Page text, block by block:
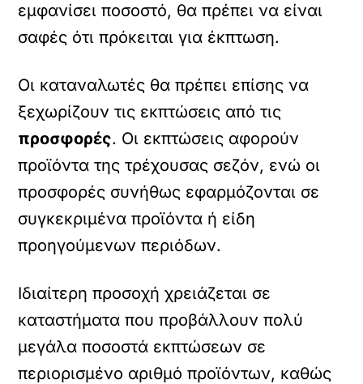
εμφανίσει ποσοστό, θα πρέπει να είναι
σαφές ότι πρόκειται για έκπτωση.
Οι καταναλωτές θα πρέπει επίσης να
ξεχωρίζουν τις εκπτώσεις από τις
προσφορές. Οι εκπτώσεις αφορούν
προϊόντα της τρέχουσας σεζόν, ενώ οι
προσφορές συνήθως εφαρμόζονται σε
συγκεκριμένα προϊόντα ή είδη
προηγούμενων περιόδων.
Ιδιαίτερη προσοχή χρειάζεται σε
καταστήματα που προβάλλουν πολύ
μεγάλα ποσοστά εκπτώσεων σε
περιορισμένο αριθμό προϊόντων, καθώς